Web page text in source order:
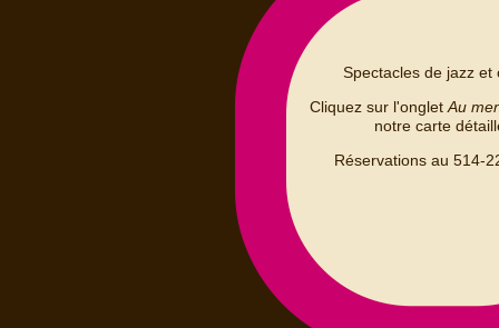
Spectacles de jazz et
Cliquez sur l'onglet Au
notre carte
Réservations au 514-